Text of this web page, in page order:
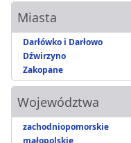
Miasta
Darłówko i Darłowo
Dźwirzyno
Zakopane
Województwa
zachodniopomorskie